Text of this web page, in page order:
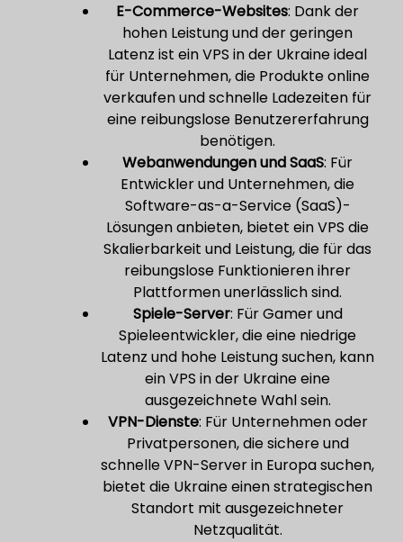
E-Commerce-Websites: Dank der
hohen Leistung und der geringen
Latenz ist ein VPS in der Ukraine ideal
für Unternehmen, die Produkte online
verkaufen und schnelle Ladezeiten für
eine reibungslose Benutzererfahrung
benötigen.
Webanwendungen und SaaS: Für
Entwickler und Unternehmen, die
Software-as-a-Service (SaaS)-
Lösungen anbieten, bietet ein VPS die
Skalierbarkeit und Leistung, die für das
reibungslose Funktionieren ihrer
Plattformen unerlässlich sind.
Spiele-Server: Für Gamer und
Spieleentwickler, die eine niedrige
Latenz und hohe Leistung suchen, kann
ein VPS in der Ukraine eine
ausgezeichnete Wahl sein.
VPN-Dienste: Für Unternehmen oder
Privatpersonen, die sichere und
schnelle VPN-Server in Europa suchen,
bietet die Ukraine einen strategischen
Standort mit ausgezeichneter
Netzqualität.